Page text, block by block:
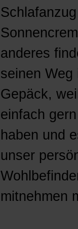
anderes
seinen Weg
Gepäck,
einfach
haben und
unser
mitnehmen